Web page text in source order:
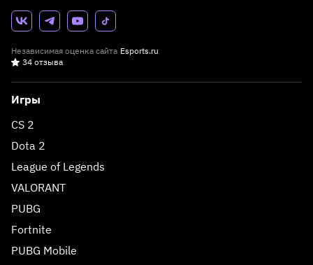
Независимая оценка сайта Esports.ru
34 отзыва
Игры
CS 2
Dota 2
League of Legends
VALORANT
PUBG
Fortnite
PUBG Mobile